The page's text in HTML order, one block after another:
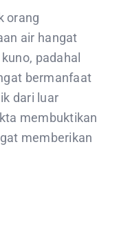
orang
air hangat
padahal
bermanfaat
dari luar
membuktikan
memberikan